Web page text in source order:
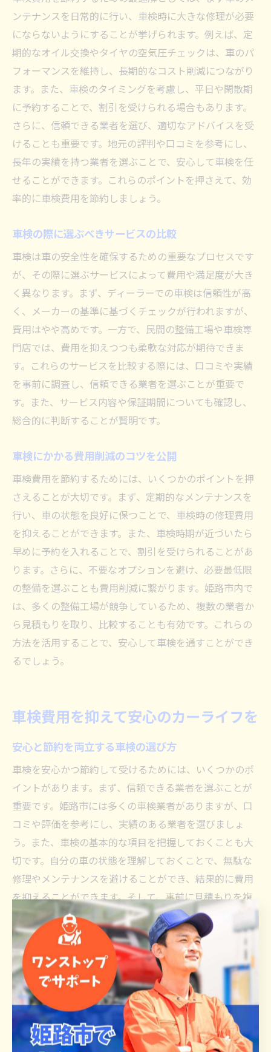
ンテナンスを日常的に行い、車検時に大きな修理が必要
にならないようにすることが挙げられます。例えば、定
期的なオイル交換やタイヤの空気圧チェックは、車のパ
フォーマンスを維持し、長期的なコスト削減につながり
ます。また、車検のタイミングを考慮し、平日や閑散期
に予約することで、割引を受けられる場合もあります。
さらに、信頼できる業者を選び、適切なアドバイスを受
けることも重要です。地元の評判や口コミを参考にし、
長年の実績を持つ業者を選ぶことで、安心して車検を任
せることができます。これらのポイントを押さえて、効
率的に車検費用を節約しましょう。
車検の際に選ぶべきサービスの比較
車検は車の安全性を確保するための重要なプロセスです
が、その際に選ぶサービスによって費用や満足度が大き
く異なります。まず、ディーラーでの車検は信頼性が高
く、メーカーの基準に基づくチェックが行われますが、
費用はやや高めです。一方で、民間の整備工場や車検専
門店では、費用を抑えつつも柔軟な対応が期待できま
す。これらのサービスを比較する際には、口コミや実績
を事前に調査し、信頼できる業者を選ぶことが重要で
す。また、サービス内容や保証期間についても確認し、
総合的に判断することが賢明です。
車検にかかる費用削減のコツを公開
車検費用を節約するためには、いくつかのポイントを押
さえることが大切です。まず、定期的なメンテナンスを
行い、車の状態を良好に保つことで、車検時の修理費用
を抑えることができます。また、車検時期が近づいたら
早めに予約を入れることで、割引を受けられることがあ
ります。さらに、不要なオプションを避け、必要最低限
の整備を選ぶことも費用削減に繋がります。姫路市内で
は、多くの整備工場が競争しているため、複数の業者か
ら見積もりを取り、比較することも有効です。これらの
方法を活用することで、安心して車検を通すことができ
るでしょう。
車検費用を抑えて安心のカーライフを
安心と節約を両立する車検の選び方
車検を安心かつ節約して受けるためには、いくつかのポ
イントがあります。まず、信頼できる業者を選ぶことが
重要です。姫路市には多くの車検業者がありますが、口
コミや評価を参考にし、実績のある業者を選びましょ
う。また、車検の基本的な項目を把握しておくことも大
切です。自分の車の状態を理解しておくことで、無駄な
修理やメンテナンスを避けることができ、結果的に費用
を抑えることができます。そして、事前に見積もりを複
数の業者から取ることで、価格の比較が可能になりま
す。これにより、適正価格での車検を受けることができ
るでしょう。
車検費用を抑えつつ安心を確保する方法
車検費用を抑えながらも安心を確保するための方法とし
て、日頃からのメンテナンスが鍵となります。定期的な
オイル交換やタイヤの点検を行うことで、車のコンディ